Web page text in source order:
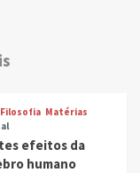
Filosofia Matérias
efeitos da
humano